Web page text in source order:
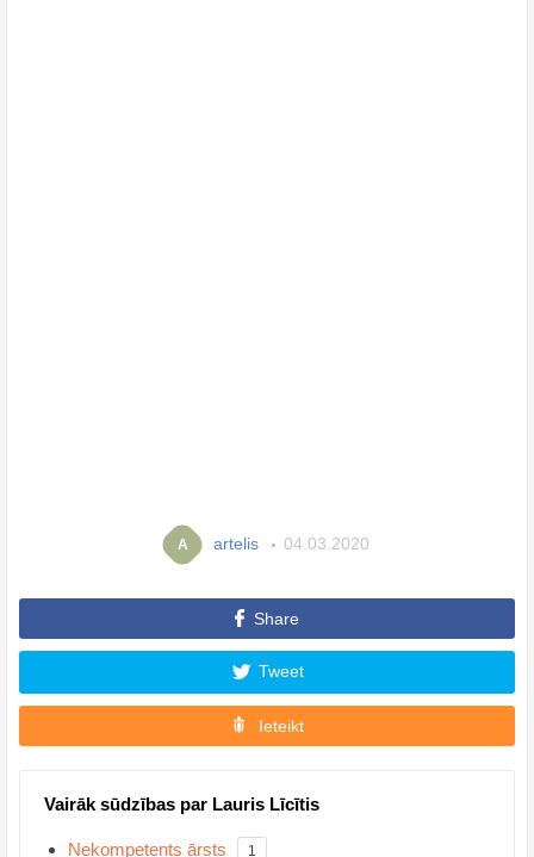
A artelis 04.03.2020
Share
Tweet
Ieteikt
Vairāk sūdzības par Lauris Līcītis
Nekompetents ārsts 1